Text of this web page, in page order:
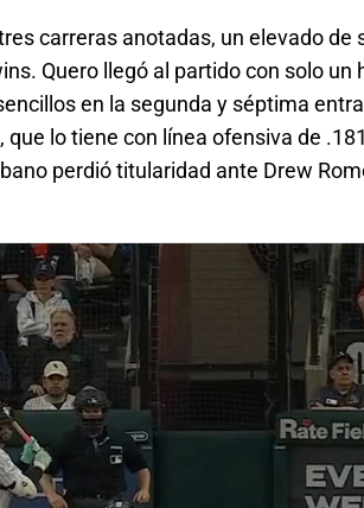
carreras anotadas, un elevado
Quero llegó al partido con solo
en la segunda y séptima
lo tiene con línea ofensiva de
perdió titularidad ante Drew